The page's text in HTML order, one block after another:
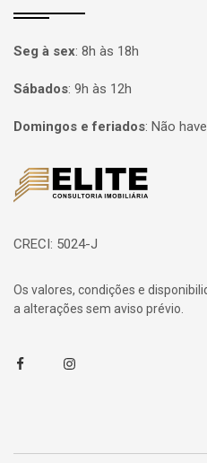
Seg à sex: 8h às 18h
Sábados: 9h às 12h
Domingos e feriados: Não
Página inicial
CRECI: 5024-J
Os valores, condições e
a alterações sem aviso prévio.
FacebookInstagram